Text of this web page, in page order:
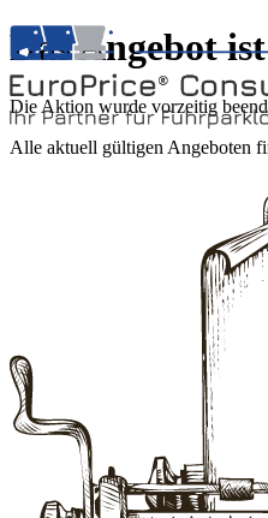
Das Angebot
Die Aktion wurde vorzeitig
Alle aktuell gültigen Angeboten